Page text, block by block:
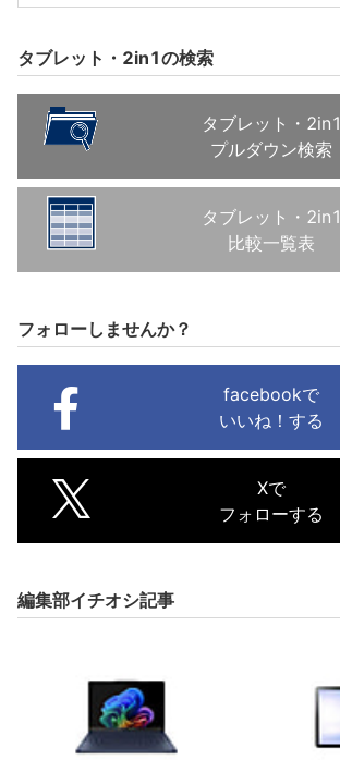
タブレット・2in1の検索
タブレット・2in1
プルダウン検索
タブレット・2in1
比較一覧表
フォローしませんか？
facebookで
いいね！する
Xで
フォローする
編集部イチオシ記事